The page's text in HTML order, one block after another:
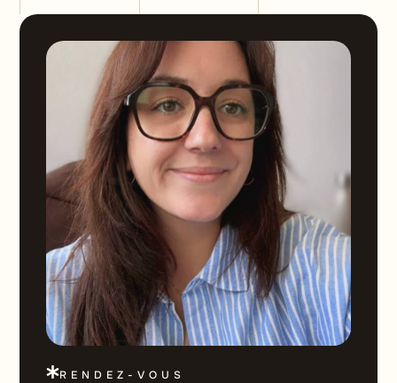
RENDEZ-VOUS